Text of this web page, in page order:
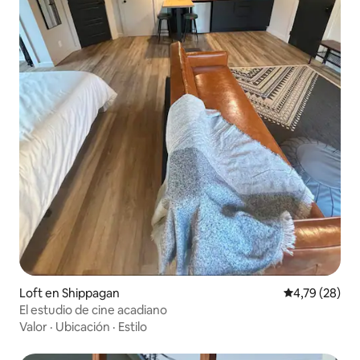
Loft en Shippagan Calificación
4,79 (28)
El estudio de cine acadiano
Valor · Ubicación · Estilo